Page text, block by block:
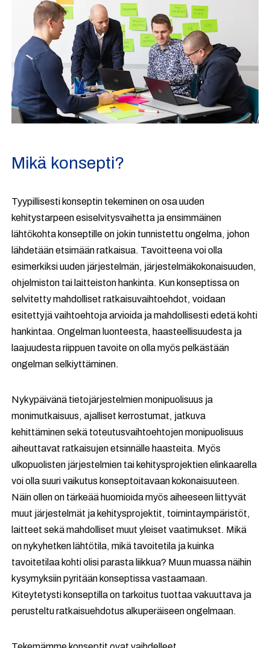
Mikä konsepti?
Tyypillisesti konseptin tekeminen on osa uuden
kehitystarpeen esiselvitysvaihetta ja ensimmäinen
lähtökohta konseptille on jokin tunnistettu ongelma, johon
lähdetään etsimään ratkaisua. Tavoitteena voi olla
esimerkiksi uuden järjestelmän, järjestelmäkokonaisuuden,
ohjelmiston tai laitteiston hankinta. Kun konseptissa on
selvitetty mahdolliset ratkaisuvaihtoehdot, voidaan
esitettyjä vaihtoehtoja arvioida ja mahdollisesti edetä kohti
hankintaa. Ongelman luonteesta, haasteellisuudesta ja
laajuudesta riippuen tavoite on olla myös pelkästään
ongelman selkiyttäminen.
Nykypäivänä tietojärjestelmien monipuolisuus ja
monimutkaisuus, ajalliset kerrostumat, jatkuva
kehittäminen sekä toteutusvaihtoehtojen monipuolisuus
aiheuttavat ratkaisujen etsinnälle haasteita. Myös
ulkopuolisten järjestelmien tai kehitysprojektien elinkaarella
voi olla suuri vaikutus konseptoitavaan kokonaisuuteen.
Näin ollen on tärkeää huomioida myös aiheeseen liittyvät
muut järjestelmät ja kehitysprojektit, toimintaympäristöt,
laitteet sekä mahdolliset muut yleiset vaatimukset. Mikä
on nykyhetken lähtötila, mikä tavoitetila ja kuinka
tavoitetilaa kohti olisi parasta liikkua? Muun muassa näihin
kysymyksiin pyritään konseptissa vastaamaan.
Kiteytetysti konseptilla on tarkoitus tuottaa vakuuttava ja
perusteltu ratkaisuehdotus alkuperäiseen ongelmaan.